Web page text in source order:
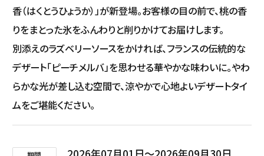
香（はくとうひょうか）」が新登場。お客様の目の前で、桃の香
りをまとった氷をふんわりと削りかけてお届けします。
別添えのラズベリーソースをかければ、フランスの伝統的な
デザート「ピーチメルバ」を思わせる華やかな味わいに。やわ
らかな光が差し込む空間で、涼やかで心地よいデザートタイ
ムをご堪能ください。